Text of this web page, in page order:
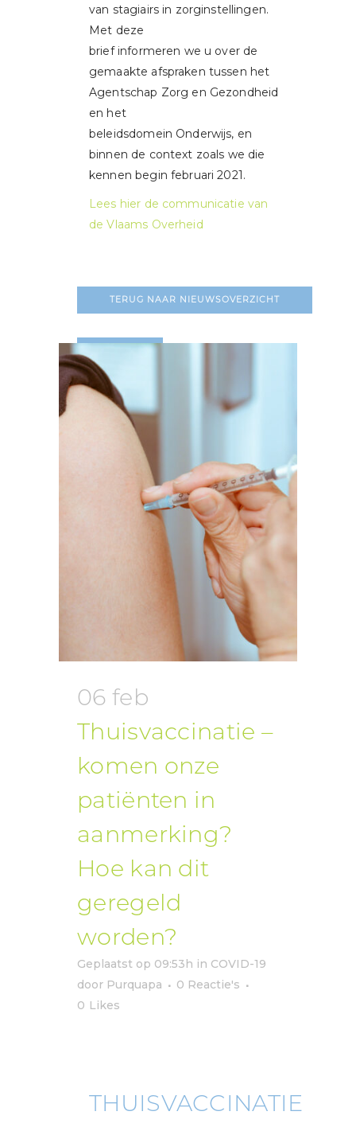
van stagiairs in zorginstellingen.
Met deze
brief informeren we u over de
gemaakte afspraken tussen het
Agentschap Zorg en Gezondheid
en het
beleidsdomein Onderwijs, en
binnen de context zoals we die
kennen begin februari 2021.
Lees hier de communicatie van
de Vlaams Overheid
TERUG NAAR NIEUWSOVERZICHT
LEES MEER
06 feb
Thuisvaccinatie –
komen onze
patiënten in
aanmerking?
Hoe kan dit
geregeld
worden?
Geplaatst op 09:53h in COVID-19
door Purquapa
0 Reactie's
0 Likes
THUISVACCINATIE